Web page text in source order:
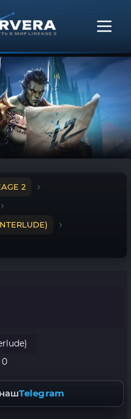
2
0
Telegram